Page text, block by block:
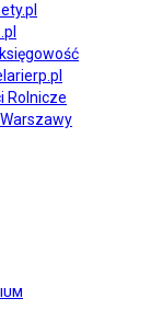
Rolnicze